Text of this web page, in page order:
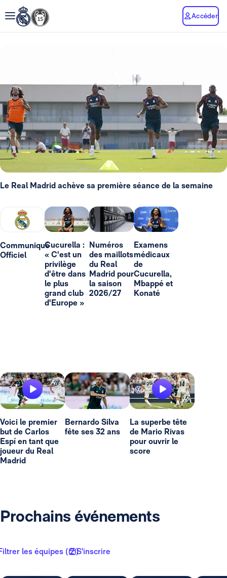
Accéder
Le Real Madrid achève sa première séance de la semaine
Communiqué
Officiel
Cucurella :
« C'est un
privilège
d'être dans
le plus
grand club
d'Europe »
Numéros
des maillots
du Real
Madrid pour
la saison
2026/27
Examens
médicaux
de
Cucurella,
Mbappé et
Konaté
Voici le premier
but de Carlos
Espí en tant que
joueur du Real
Madrid
Bernardo Silva
fête ses 32 ans
La superbe tête
de Mario Rivas
pour ouvrir le
score
Prochains événements
les équipes ( 2 )S'inscrire